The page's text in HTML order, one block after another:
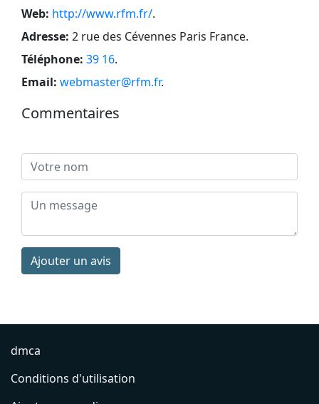
Web: http://www.rfm.fr/.
Adresse: 2 rue des Cévennes Paris France.
Téléphone: 39 16.
Email: webmaster@rfm.fr.
Commentaires
Ajouter un avis
dmca
Conditions d'utilisation